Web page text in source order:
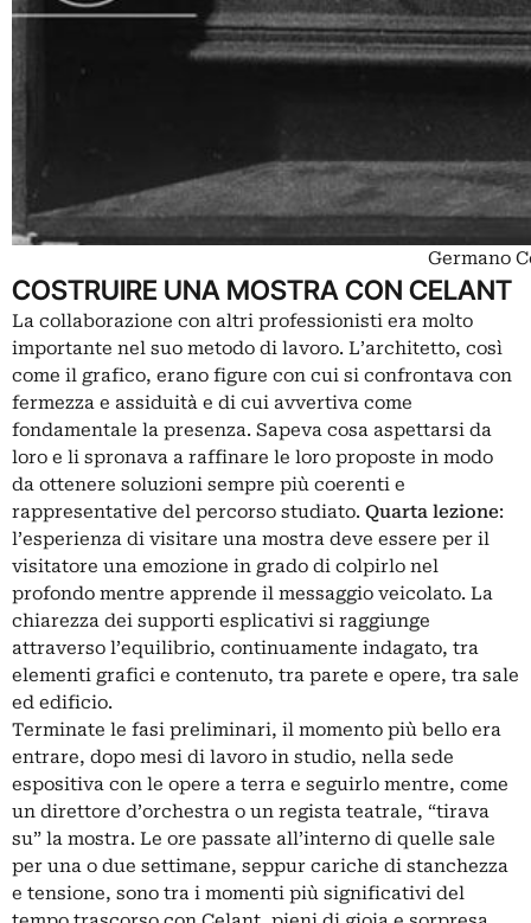
Germano
COSTRUIRE UNA MOSTRA CON CELANT
La collaborazione con altri professionisti era molto
importante nel suo metodo di lavoro. L’architetto, così
come il grafico, erano figure con cui si confrontava con
fermezza e assiduità e di cui avvertiva come
fondamentale la presenza. Sapeva cosa aspettarsi da
loro e li spronava a raffinare le loro proposte in modo
da ottenere soluzioni sempre più coerenti e
rappresentative del percorso studiato. Quarta lezione:
l’esperienza di visitare una mostra deve essere per il
visitatore una emozione in grado di colpirlo nel
profondo mentre apprende il messaggio veicolato. La
chiarezza dei supporti esplicativi si raggiunge
attraverso l’equilibrio, continuamente indagato, tra
elementi grafici e contenuto, tra parete e opere, tra sale
ed edificio.
Terminate le fasi preliminari, il momento più bello era
entrare, dopo mesi di lavoro in studio, nella sede
espositiva con le opere a terra e seguirlo mentre, come
un direttore d’orchestra o un regista teatrale, “tirava
su” la mostra. Le ore passate all’interno di quelle sale
per una o due settimane, seppur cariche di stanchezza
e tensione, sono tra i momenti più significativi del